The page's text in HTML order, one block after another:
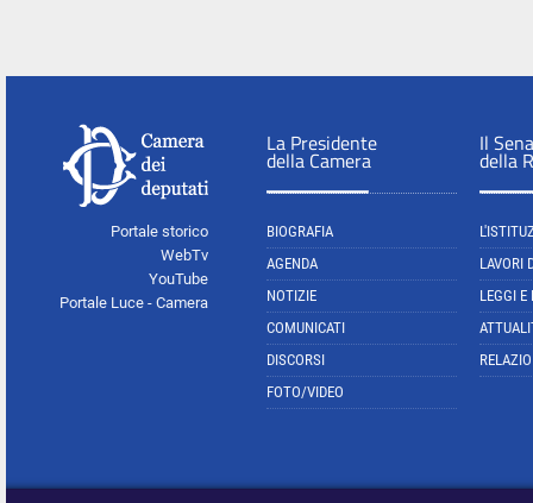
Portale storico
WebTv
YouTube
Portale Luce - Camera
La Presidente
della Camera
BIOGRAFIA
AGENDA
NOTIZIE
COMUNICATI
DISCORSI
FOTO/VIDEO
Il
della
LAVORI
LEGGI E